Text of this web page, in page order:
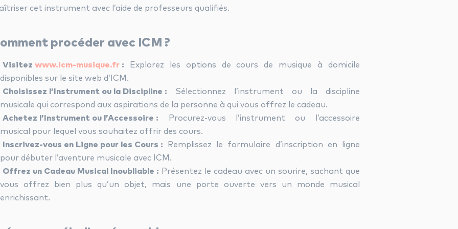
cet instrument avec l’aide de professeurs qualifiés.
procéder avec ICM ?
Visitezwww.icm-musique.fr : Explorez les options de cours de musique à domicile
disponibles sur le site web d’ICM.
Choisissez l’Instrument ou la Discipline : Sélectionnez l’instrument ou la discipline
musicale qui correspond aux aspirations de la personne à qui vous offrez le cadeau.
Achetez l’Instrument ou l’Accessoire : Procurez-vous l’instrument ou l’accessoire
musical pour lequel vous souhaitez offrir des cours.
Inscrivez-vous en Ligne pour les Cours : Remplissez le formulaire d’inscription en ligne
pour débuter l’aventure musicale avec ICM.
Offrez un Cadeau Musical Inoubliable : Présentez le cadeau avec un sourire, sachant que
vous offrez bien plus qu’un objet, mais une porte ouverte vers un monde musical
enrichissant.